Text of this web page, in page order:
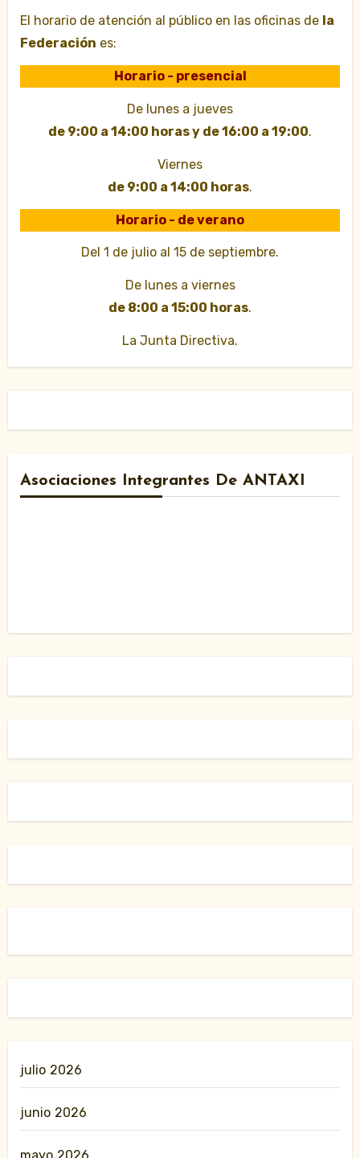
El horario de atención al público en las oficinas de la
Federación es:
Horario - presencial
De lunes a jueves
de 9:00 a 14:00 horas y de 16:00 a 19:00.
Viernes
de 9:00 a 14:00 horas.
Horario - de verano
Del 1 de julio al 15 de septiembre.
De lunes a viernes
de 8:00 a 15:00 horas.
La Junta Directiva.
Asociaciones Integrantes De ANTAXI
julio 2026
junio 2026